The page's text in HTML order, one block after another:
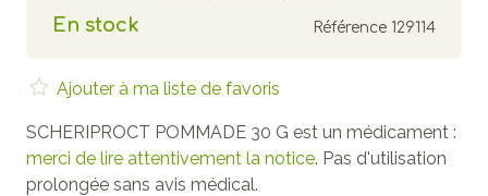
SCHERIPROCT POMMADE 30 G est un médicament :
merci de lire attentivement la notice. Pas d'utilisation
prolongée sans avis médical.
En stock Référence 129114
Ajouter à ma liste de favoris